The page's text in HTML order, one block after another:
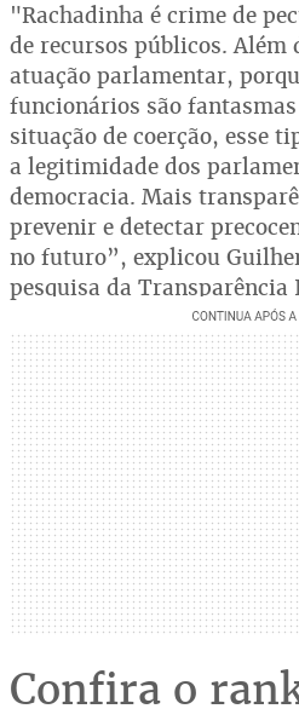
"Rachadinha é crime de
de recursos públicos. Além
atuação parlamentar,
funcionários são
situação de coerção, esse
a legitimidade dos
democracia. Mais
prevenir e detectar
no futuro”, explicou
pesquisa da
Confira o